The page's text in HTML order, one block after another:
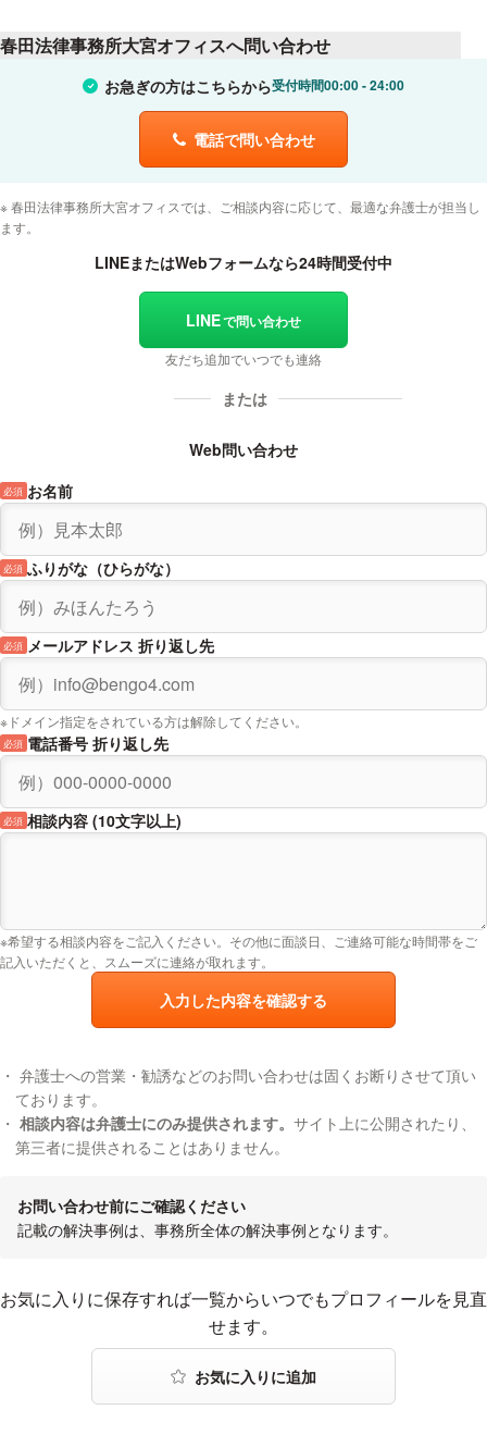
春田法律事務所大宮オフィスへ問い合わせ
お急ぎの方はこちらから受付時間00:00 24:00
電話で問い合わせ
春田法律事務所大宮オフィスでは、ご相談内容に応じて、最適な弁護士が担当し
ます。
LINEまたはWebフォームなら24時間受付中
LINEで問い合わせ
友だち追加でいつでも連絡
Web問い合わせ
お名前
必須
ふりがな（ひらがな）
必須
メールアドレス 折り返し先
必須
※ドメイン指定をされている方は解除してください。
電話番号 折り返し先
必須
相談内容 (10文字以上)
必須
※希望する相談内容をご記入ください。その他に面談日、ご連絡可能な時間帯をご
記入いただくと、スムーズに連絡が取れます。
入力した内容を確認する
弁護士への営業・勧誘などのお問い合わせは固くお断りさせて頂い
ております。
相談内容は弁護士にのみ提供されます。 サイト上に公開されたり、
第三者に提供されることはありません。
お問い合わせ前にご確認ください
記載の解決事例は、事務所全体の解決事例となります。
お気に入りに登録する
お気に入りに保存すれば一覧からいつでもプロフィールを見直
せます。